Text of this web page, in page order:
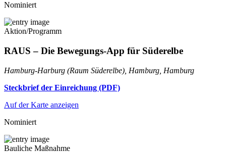
Nominiert
Aktion/Programm
RAUS – Die Bewegungs-App für Süderelbe
Hamburg-Harburg (Raum Süderelbe), Hamburg, Hamburg
Steckbrief der Einreichung (PDF)
Auf der Karte anzeigen
Nominiert
Bauliche Maßnahme